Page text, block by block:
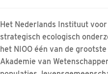
Het Nederlands Instituut
strategisch ecologisch
het NIOO één van de
Akademie van